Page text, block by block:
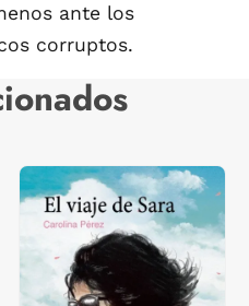
ante los
corruptos.